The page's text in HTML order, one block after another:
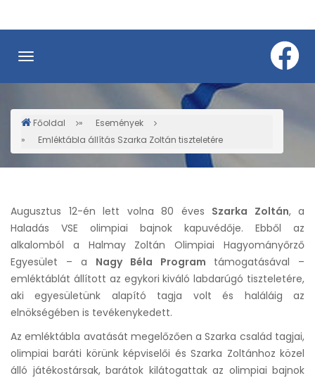
Morzsa
Főoldal
Események
Emléktábla állítás Szarka Zoltán tiszteletére
Augusztus 12-én lett volna 80 éves Szarka Zoltán, a
Haladás VSE olimpiai bajnok kapuvédője. Ebből az
alkalomból a Halmay Zoltán Olimpiai Hagyományőrző
Egyesület – a Nagy Béla Program támogatásával –
emléktáblát állított az egykori kiváló labdarúgó tiszteletére,
aki egyesületünk alapító tagja volt és haláláig az
elnökségében is tevékenykedett.
Az emléktábla avatását megelőzően a Szarka család tagjai,
olimpiai baráti körünk képviselői és Szarka Zoltánhoz közel
álló játékostársak, barátok kilátogattak az olimpiai bajnok